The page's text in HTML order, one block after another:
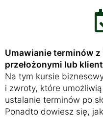
Umawianie terminów z
przełożonymi lub
Na tym kursie
i zwroty, które
ustalanie terminów po
Ponadto dowiesz się,